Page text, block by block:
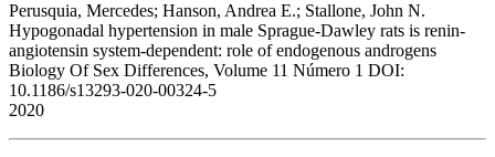
Perusquia, Mercedes; Hanson, Andrea E.; Stallone, John N.
Hypogonadal hypertension in male Sprague-Dawley rats is renin-
angiotensin system-dependent: role of endogenous androgens
Biology Of Sex Differences, Volume 11 Número 1 DOI:
10.1186/s13293-020-00324-5
2020